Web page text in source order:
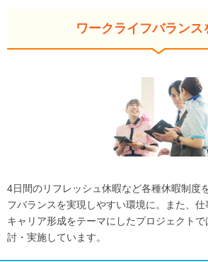
ワークライフバランス
4日間のリフレッシュ休暇など各種休暇制度
フバランスを実現しやすい環境に。また、仕
キャリア形成をテーマにしたプロジェクト
討・実施しています。